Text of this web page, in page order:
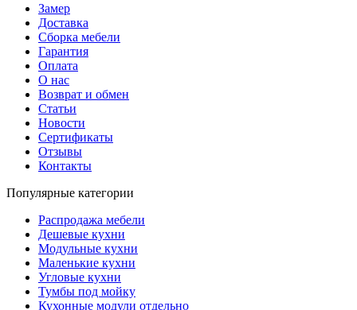
Замер
Доставка
Сборка мебели
Гарантия
Оплата
О нас
Возврат и обмен
Статьи
Новости
Сертификаты
Отзывы
Контакты
Популярные категории
Распродажа мебели
Дешевые кухни
Модульные кухни
Маленькие кухни
Угловые кухни
Тумбы под мойку
Кухонные модули отдельно